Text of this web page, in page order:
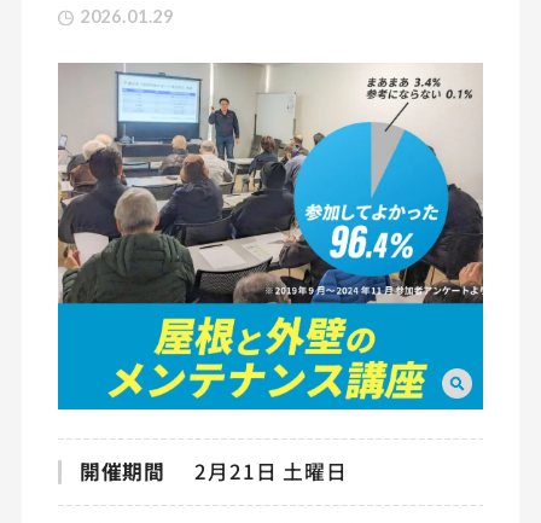
2026.01.29
開催期間 2月21日 土曜日